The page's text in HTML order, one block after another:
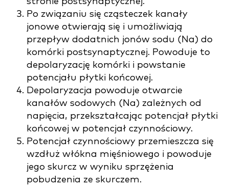
Po związaniu się cząsteczek kanały
jonowe otwierają się i umożliwiają
przepływ dodatnich jonów sodu (Na) do
komórki postsynaptycznej. Powoduje to
depolaryzację komórki i powstanie
potencjału płytki końcowej.
Depolaryzacja powoduje otwarcie
kanałów sodowych (Na) zależnych od
napięcia, przekształcając potencjał płytki
końcowej w potencjał czynnościowy.
Potencjał czynnościowy przemieszcza się
wzdłuż włókna mięśniowego i powoduje
jego skurcz w wyniku sprzężenia
pobudzenia ze skurczem.